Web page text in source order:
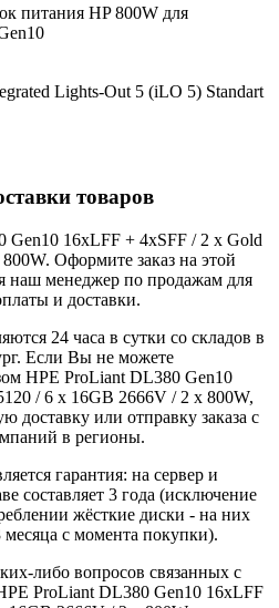
питания HP 800W для
Lights-Out 5 (iLO 5) Standart
товаров
Gen10 16xLFF + 4xSFF / 2 x Gold
Оформите заказ на этой
наш менеджер по продажам для
и доставки.
24 часа в сутки со складов в
Если Вы не можете
HPE ProLiant DL380 Gen10
/ 6 x 16GB 2666V / 2 x 800W,
доставку или отправку заказа с
в регионы.
гарантия: на сервер и
составляет 3 года (исключение
жёсткие диски - на них
месяца с момента покупки).
либо вопросов связанных с
ProLiant DL380 Gen10 16xLFF